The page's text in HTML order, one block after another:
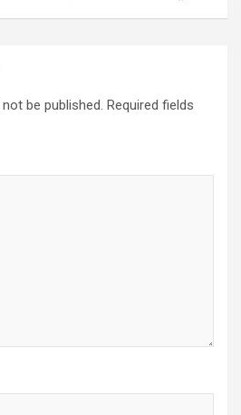
be published. Required fields